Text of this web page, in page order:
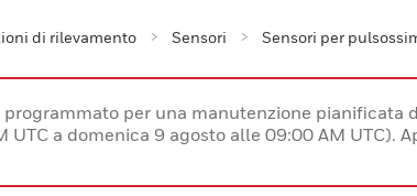
di rilevamento Sensori Sensori per
programmato per una manutenzione pianificata
UTC a domenica 9 agosto alle 09:00 AM UTC).